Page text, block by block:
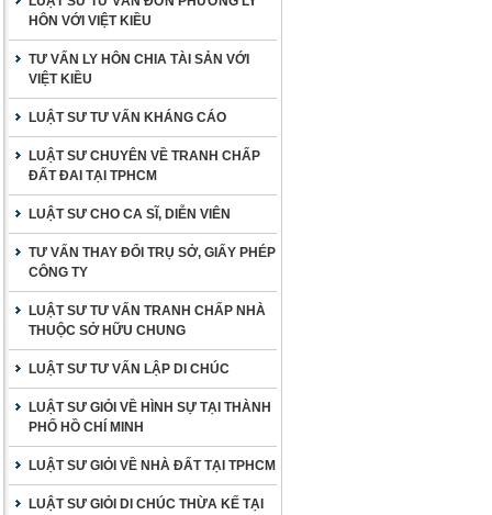
HÔN VỚI VIỆT KIỀU
TƯ VẤN LY HÔN CHIA TÀI SẢN VỚI
VIỆT KIỀU
LUẬT SƯ TƯ VẤN KHÁNG CÁO
LUẬT SƯ CHUYÊN VỀ TRANH CHẤP
ĐẤT ĐAI TẠI TPHCM
LUẬT SƯ CHO CA SĨ, DIỄN VIÊN
TƯ VẤN THAY ĐỔI TRỤ SỞ, GIẤY PHÉP
CÔNG TY
LUẬT SƯ TƯ VẤN TRANH CHẤP NHÀ
THUỘC SỞ HỮU CHUNG
LUẬT SƯ TƯ VẤN LẬP DI CHÚC
LUẬT SƯ GIỎI VỀ HÌNH SỰ TẠI THÀNH
PHỐ HỒ CHÍ MINH
LUẬT SƯ GIỎI VỀ NHÀ ĐẤT TẠI TPHCM
LUẬT SƯ GIỎI DI CHÚC THỪA KẾ TẠI